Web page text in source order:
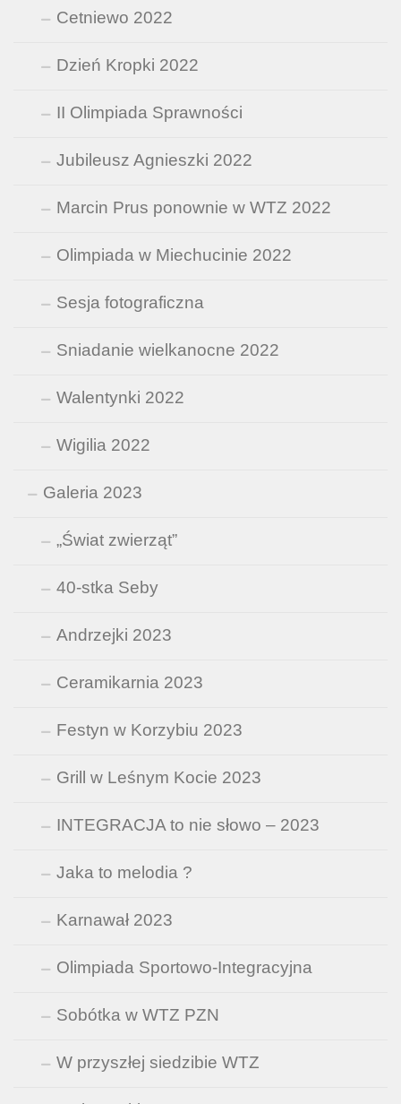
Cetniewo 2022
Dzień Kropki 2022
II Olimpiada Sprawności
Jubileusz Agnieszki 2022
Marcin Prus ponownie w WTZ 2022
Olimpiada w Miechucinie 2022
Sesja fotograficzna
Sniadanie wielkanocne 2022
Walentynki 2022
Wigilia 2022
Galeria 2023
„Świat zwierząt”
40-stka Seby
Andrzejki 2023
Ceramikarnia 2023
Festyn w Korzybiu 2023
Grill w Leśnym Kocie 2023
INTEGRACJA to nie słowo – 2023
Jaka to melodia ?
Karnawał 2023
Olimpiada Sportowo-Integracyjna
Sobótka w WTZ PZN
W przyszłej siedzibie WTZ